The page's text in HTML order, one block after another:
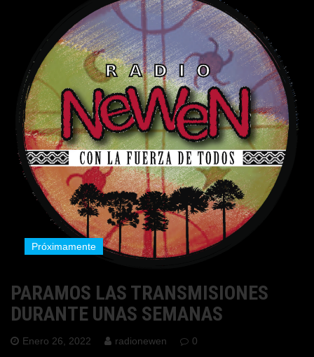
Próximamente
PARAMOS LAS TRANSMISIONES
DURANTE UNAS SEMANAS
Enero 26, 2022 radionewen 0